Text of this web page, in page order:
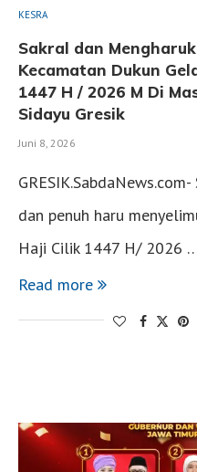
KESRA
Sakral dan
Kecamatan Dukun
1447 H / 2026 M Di
Sidayu Gresik
Juni 8, 2026
dan penuh haru
Haji Cilik 1447 H/ 2026
Read more